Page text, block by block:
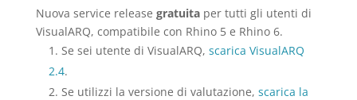
Nuova service release gratuitaper tutti gli utenti di
VisualARQ, compatibile con Rhino 5 e Rhino 6.
Se sei utente di VisualARQ, scarica VisualARQ
2.4.
Se utilizzi la versione di valutazione, scarica la